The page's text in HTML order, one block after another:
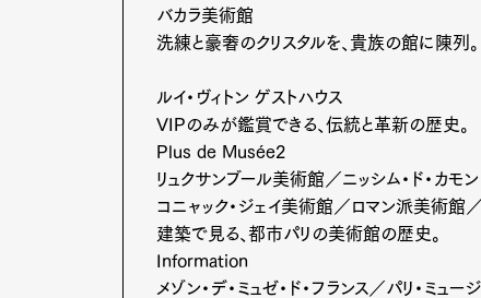
バカラ美術館
洗練と豪奢のクリスタルを、貴族の館に陳列。
ルイ・ヴィトン ゲストハウス
VIPのみが鑑賞できる、伝統と革新の歴史。
Plus de Musée2
リュクサンブール美術館／ニッシム・ド・カモ
コニャック・ジェイ美術館／ロマン派美術館
建築で見る、都市パリの美術館の歴史。
Information
メゾン・デ・ミュゼ・ド・フランス／パリ・ミュー